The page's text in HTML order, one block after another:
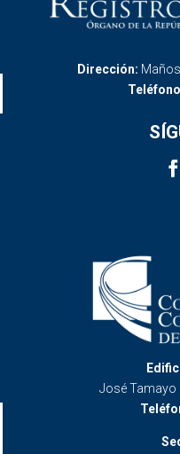
Dirección:
José Tamayo